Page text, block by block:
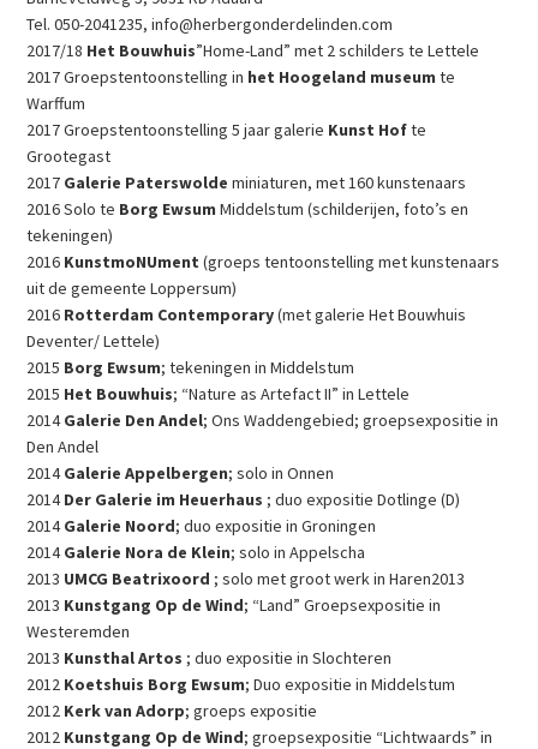
Tel. 050-2041235, info@herbergonderdelinden.com
2017/18 Het Bouwhuis”Home-Land” met 2 schilders te Lettele
2017 Groepstentoonstelling in het Hoogeland museum te
Warffum
2017 Groepstentoonstelling 5 jaar galerie Kunst Hofte
Grootegast
2017 Galerie Paterswolde miniaturen, met 160 kunstenaars
2016 Solo te Borg Ewsum Middelstum (schilderijen, foto’s en
tekeningen)
2016 KunstmoNUment (groeps tentoonstelling met kunstenaars
uit de gemeente Loppersum)
2016 Rotterdam Contemporary(met galerie Het Bouwhuis
Deventer/ Lettele)
2015 Borg Ewsum; tekeningen in Middelstum
2015 Het Bouwhuis; “Nature as Artefact II” in Lettele
2014Galerie Den Andel; Ons Waddengebied; groepsexpositie in
Den Andel
2014Galerie Appelbergen; solo in Onnen
2014Der Galerie im Heuerhaus ; duo expositie Dotlinge (D)
2014Galerie Noord; duo expositie in Groningen
2014Galerie Nora de Klein; solo in Appelscha
2013 UMCG Beatrixoord ; solo met groot werk in Haren2013
2013 Kunstgang Op de Wind; “Land” Groepsexpositie in
Westeremden
2013 Kunsthal Artos ; duo expositie in Slochteren
2012 Koetshuis Borg Ewsum; Duo expositie in Middelstum
2012 Kerk van Adorp; groeps expositie
2012 Kunstgang Op de Wind; groepsexpositie “Lichtwaards” in